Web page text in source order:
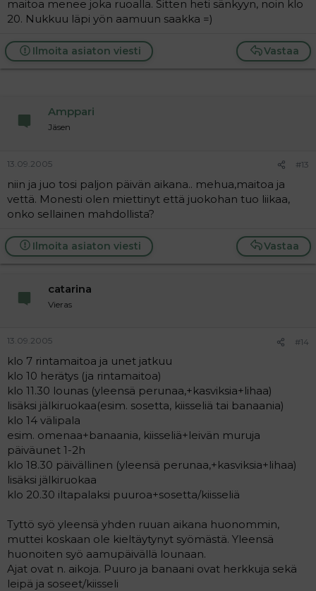
maitoa menee joka ruoalla. Sitten heti sänkyyn, noin klo
20. Nukkuu läpi yön aamuun saakka =)
Vastaa
Ilmoita asiaton viesti
Amppari
Jäsen
13.09.2005 #13
niin ja juo tosi paljon päivän aikana.. mehua,maitoa ja
vettä. Monesti olen miettinyt että juokohan tuo liikaa,
onko sellainen mahdollista?
Vastaa
Ilmoita asiaton viesti
catarina
Vieras
13.09.2005 #14
klo 7 rintamaitoa ja unet jatkuu
klo 10 herätys (ja rintamaitoa)
klo 11.30 lounas (yleensä perunaa,+kasviksia+lihaa)
lisäksi jälkiruokaa(esim. sosetta, kiisseliä tai banaania)
klo 14 välipala
esim. omenaa+banaania, kiisseliä+leivän muruja
päiväunet 1-2h
klo 18.30 päivällinen (yleensä perunaa,+kasviksia+lihaa)
lisäksi jälkiruokaa
klo 20.30 iltapalaksi puuroa+sosetta/kiisseliä
Tyttö syö yleensä yhden ruuan aikana huonommin,
muttei koskaan ole kieltäytynyt syömästä. Yleensä
huonoiten syö aamupäivällä lounaan.
Ajat ovat n. aikoja. Puuro ja banaani ovat herkkuja sekä
leipä ja soseet/kiisseli